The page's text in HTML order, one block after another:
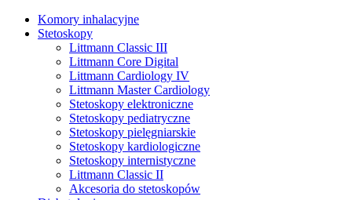
Komory inhalacyjne
Stetoskopy
Littmann Classic III
Littmann Core Digital
Littmann Cardiology IV
Littmann Master Cardiology
Stetoskopy elektroniczne
Stetoskopy pediatryczne
Stetoskopy pielęgniarskie
Stetoskopy kardiologiczne
Stetoskopy internistyczne
Littmann Classic II
Akcesoria do stetoskopów